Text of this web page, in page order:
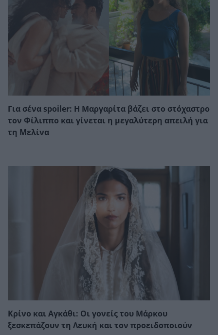
Για σένα spoiler: Η Μαργαρίτα βάζει στο στόχαστρο
τον Φίλιππο και γίνεται η μεγαλύτερη απειλή για
τη Μελίνα
Κρίνο και Αγκάθι: Οι γονείς του Μάρκου
ξεσκεπάζουν τη Λευκή και τον προειδοποιούν